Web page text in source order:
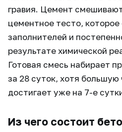
гравия. Цемент
цементное тесто, которое
заполнителей и
результате химической
Готовая смесь набирает
за 28 суток, хотя большую
достигает уже на 7-е
Из чего состоит